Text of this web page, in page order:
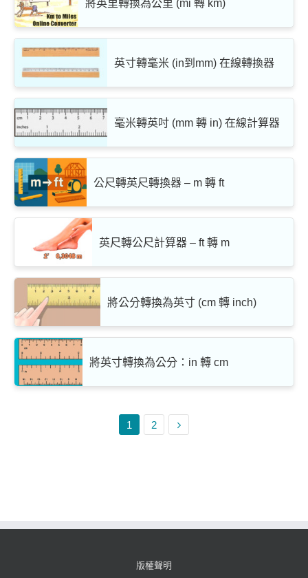
將英里轉換為公里 (mi 轉 km)
英寸轉毫米 (in到mm) 在線轉換器
毫米轉英吋 (mm 轉 in) 在線計算器
公尺轉英尺轉換器 – m 轉 ft
英尺轉公尺計算器 – ft 轉 m
將公分轉換為英寸 (cm 轉 inch)
將英寸轉換為公分：in 轉 cm
1 2
版權聲明